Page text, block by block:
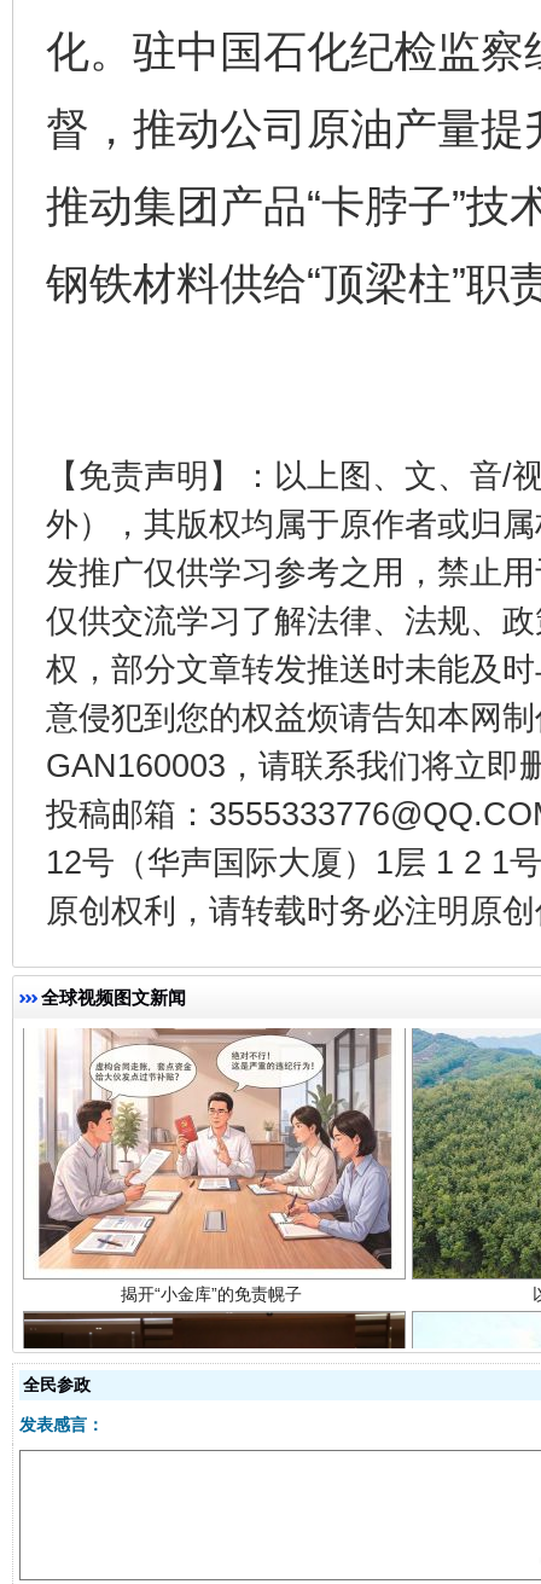
化。驻中国石化纪检监
督，推动公司原油产量
推动集团产品“卡脖子”技
钢铁材料供给“顶梁柱”职
【免责声明】：以上图、文、音/
外），其版权均属于原作者或归
发推广仅供学习参考之用，禁止
仅供交流学习了解法律、法规、
权，部分文章转发推送时未能及
意侵犯到您的权益烦请告知本网
GAN160003，请联系我们将立即
投稿邮箱：
12号（华声国际大厦）1层 1 2 1
原创权利，请转载时务必注明原
全球视频图文新闻
千年窑火 生生不息 一
揭开“小金库”的免责幌子
全民参政
发表感言：